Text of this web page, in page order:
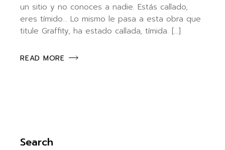
un sitio y no conoces a nadie. Estás callado,
eres tímido… Lo mismo le pasa a esta obra que
titule Graffity, ha estado callada, tímida. […]
READ MORE
Search